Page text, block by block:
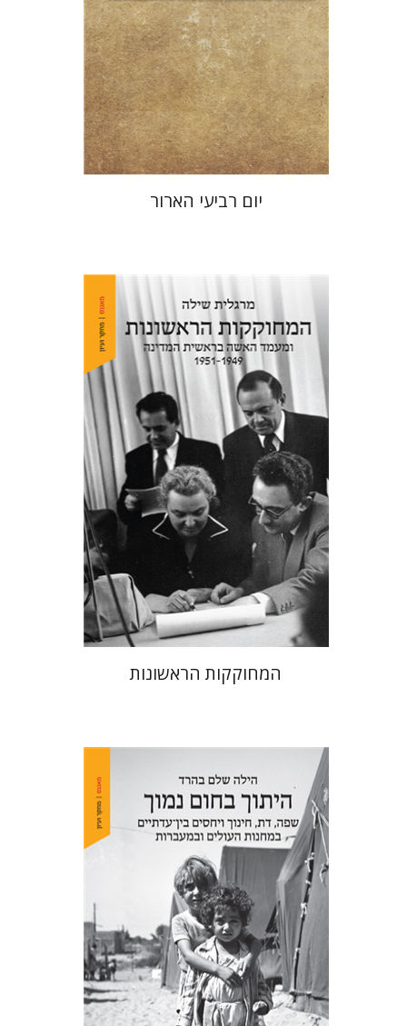
הנחת אתר ספר מודפס
$28
$25
יום רביעי הארור
מרגלית שילה
הנחת אתר ספר מודפס
$42
$38
המחוקקות הראשונות
הילה שלם בהרד